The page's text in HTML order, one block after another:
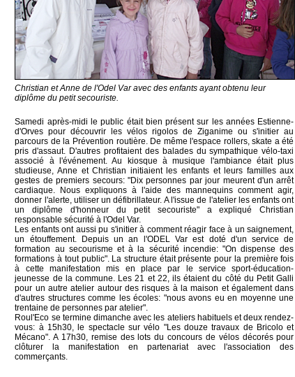
Christian et Anne de l'Odel Var avec des enfants ayant obtenu leur
diplôme du petit secouriste.
Samedi après-midi le public était bien présent sur les années Estienne-
d'Orves pour découvrir les vélos rigolos de Ziganime ou s'initier au
parcours de la Prévention routière. De même l'espace rollers, skate a été
pris d'assaut. D'autres profitaient des balades du sympathique vélo-taxi
associé à l'événement. Au kiosque à musique l'ambiance était plus
studieuse, Anne et Christian initiaient les enfants et leurs familles aux
gestes de premiers secours: "Dix personnes par jour meurent d'un arrêt
cardiaque. Nous expliquons à l'aide des mannequins comment agir,
donner l'alerte, utiliser un défibrillateur. A l'issue de l'atelier les enfants ont
un diplôme d'honneur du petit secouriste" a expliqué Christian
responsable sécurité à l'Odel Var.
Les enfants ont aussi pu s'initier à comment réagir face à un saignement,
un étouffement. Depuis un an l'ODEL Var est doté d'un service de
formation au secourisme et à la sécurité incendie: "On dispense des
formations à tout public". La structure était présente pour la première fois
à cette manifestation mis en place par le service sport-éducation-
jeunesse de la commune. Les 21 et 22, ils étaient du côté du Petit Galli
pour un autre atelier autour des risques à la maison et également dans
d'autres structures comme les écoles: "nous avons eu en moyenne une
trentaine de personnes par atelier".
Roul'Eco se termine dimanche avec les ateliers habituels et deux rendez-
vous: à 15h30, le spectacle sur vélo "Les douze travaux de Bricolo et
Mécano". A 17h30, remise des lots du concours de vélos décorés pour
clôturer la manifestation en partenariat avec l'association des
commerçants.